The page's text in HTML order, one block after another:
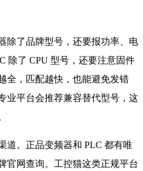
除了品牌型号，还要报功率、电
除了 CPU 型号，还要注意固件
全，匹配越快，也能避免发错
业平台会推荐兼容替代型号，这
道。正品变频器和 PLC 都有唯
官网查询。工控猫这类正规平台